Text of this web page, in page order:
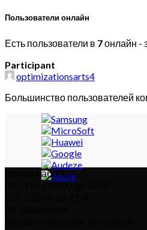
Пользователи онлайн
Есть пользователи в 7онлайн -
Participant
optimizationsarts4
Большинство пользователей
Время работы:
Пн – Пт: с 10:00 до 20:00